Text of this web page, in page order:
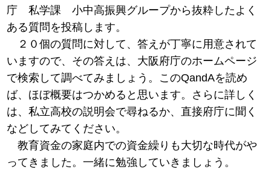
庁 私学課 小中高振興グループから抜粋したよく
ある質問を投稿します。
２０個の質問に対して、答えが丁寧に用意されて
いますので、その答えは、大阪府庁のホームページ
で検索して調べてみましょう。このQandAを読め
ば、ほぼ概要はつかめると思います。さらに詳しく
は、私立高校の説明会で尋ねるか、直接府庁に聞く
などしてみてください。
教育資金の家庭内での資金繰りも大切な時代がや
ってきました。一緒に勉強していきましょう。